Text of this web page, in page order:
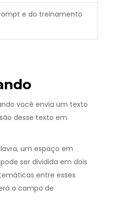
e do treinamento
você envia um texto
desse texto em
um espaço em
ser dividida em dois
entre esses
o campo de